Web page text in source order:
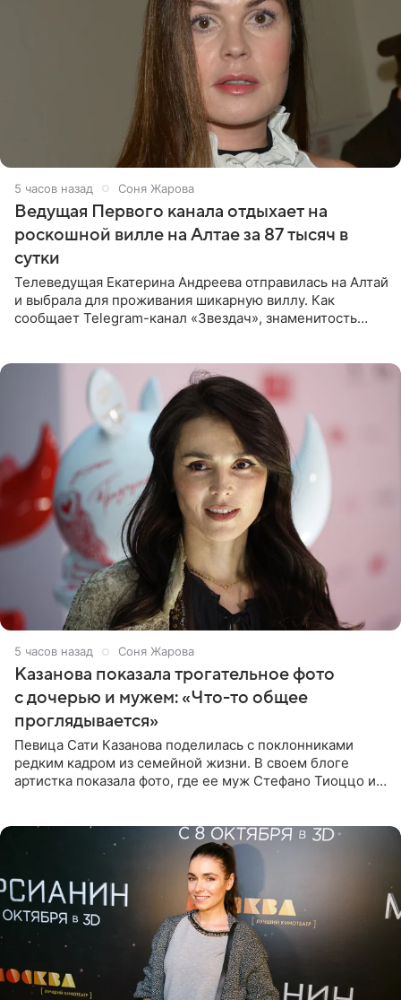
5 часов назад Соня Жарова
Ведущая Первого канала отдыхает на
роскошной вилле на Алтае за 87 тысяч в
сутки
Телеведущая Екатерина Андреева отправилась на Алтай
и выбрала для проживания шикарную виллу. Как
сообщает Telegram-канал «Звездач», знаменитость
5 часов назад Соня Жарова
Казанова показала трогательное фото
с дочерью и мужем: «Что-то общее
проглядывается»
Певица Сати Казанова поделилась с поклонниками
редким кадром из семейной жизни. В своем блоге
артистка показала фото, где ее муж Стефано Тиоццо и